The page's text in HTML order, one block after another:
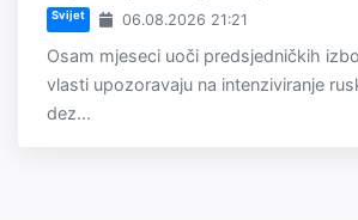
Svijet 06.08.2026 21:21
Osam mjeseci uoči predsjedničkih
vlasti upozoravaju na intenziviranje
dez...